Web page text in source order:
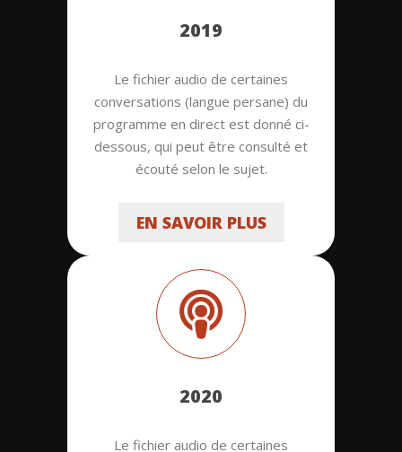
2019
Le fichier audio de certaines
conversations (langue persane) du
programme en direct est donné ci-
dessous, qui peut être consulté et
écouté selon le sujet.
EN SAVOIR PLUS
2020
Le fichier audio de certaines